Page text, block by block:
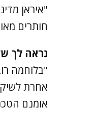
"איראן
חותרים
נראה לך
"בלוחמה
אחרת
אומנם